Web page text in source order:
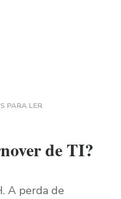
PARA LER
de TI?
A perda de